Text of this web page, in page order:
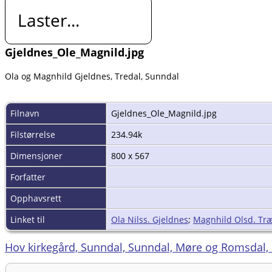
Laster...
Gjeldnes_Ole_Magnild.jpg
Ola og Magnhild Gjeldnes, Tredal, Sunndal
Filnavn
Gjeldnes_Ole_Magnild.jpg
Filstørrelse
234.94k
Dimensjoner
800 x 567
Forfatter
Opphavsrett
Linket til
Ola Nilss. Gjeldnes; Magnhild Olsd.
Hov kirkegård, Sunndal, Sunndal, Møre og